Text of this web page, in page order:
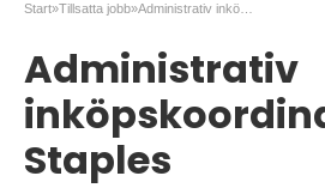
Start»Tillsatta jobb»
Administrativ
Staples